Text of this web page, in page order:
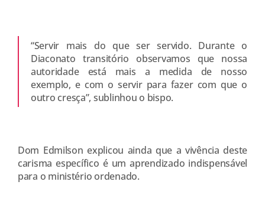
“Servir mais do que ser servido. Durante o
Diaconato transitório observamos que nossa
autoridade está mais a medida de nosso
exemplo, e com o servir para fazer com que o
outro cresça”, sublinhou o bispo.
Dom Edmilson explicou ainda que a vivência deste
carisma específico é um aprendizado indispensável
para o ministério ordenado.